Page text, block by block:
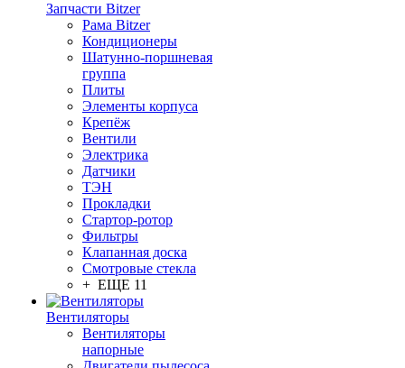
Запчасти Bitzer
Рама Bitzer
Кондиционеры
Шатунно-поршневая
группа
Плиты
Элементы корпуса
Крепёж
Вентили
Электрика
Датчики
ТЭН
Прокладки
Стартор-ротор
Фильтры
Клапанная доска
Смотровые стекла
+ ЕЩЕ 11
Вентиляторы
Вентиляторы
напорные